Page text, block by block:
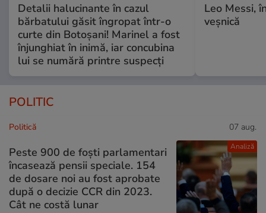
Detalii halucinante în cazul
bărbatului găsit îngropat într-o
curte din Botoșani! Marinel a fost
înjunghiat în inimă, iar concubina
lui se numără printre suspecți
Leo Messi,
veșnică
POLITIC
Analiză
Politică 07 aug.
Peste 900 de foști parlamentari
încasează pensii speciale. 154
de dosare noi au fost aprobate
după o decizie CCR din 2023.
Cât ne costă lunar